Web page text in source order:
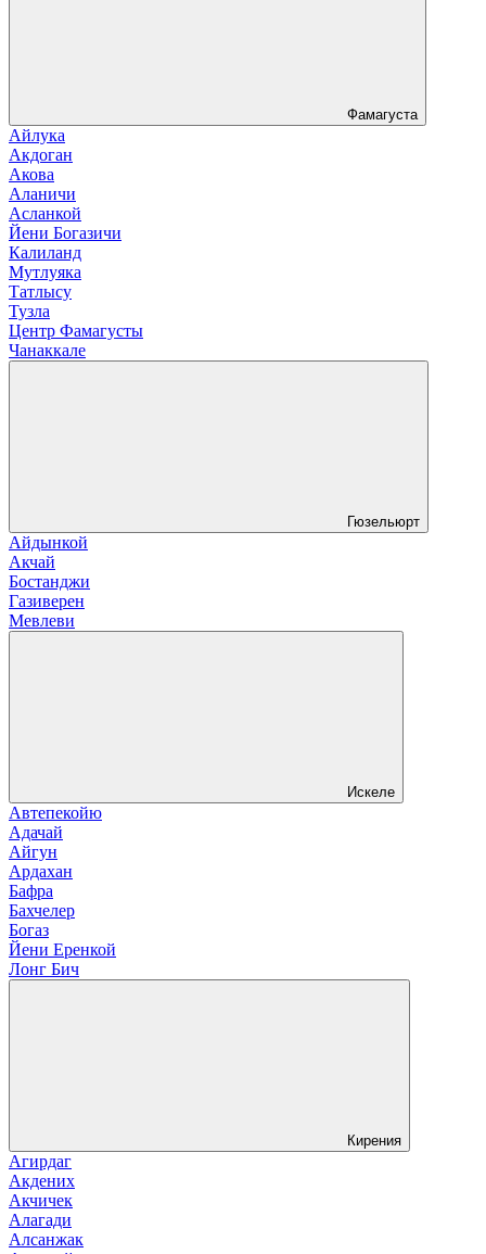
Фамагуста
Айлука
Акдоган
Акова
Аланичи
Асланкой
Йени Богазичи
Калиланд
Мутлуяка
Татлысу
Тузла
Центр Фамагусты
Чанаккале
Гюзельюрт
Айдынкой
Акчай
Бостанджи
Газиверен
Мевлеви
Искеле
Автепекойю
Адачай
Айгун
Ардахан
Бафра
Бахчелер
Богаз
Йени Еренкой
Лонг Бич
Кирения
Агирдаг
Акдених
Акчичек
Алагади
Алсанжак